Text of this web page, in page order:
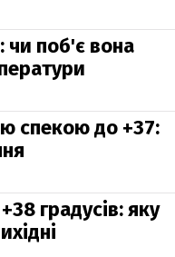
чи поб'є вона
спекою до +37:
градусів: яку